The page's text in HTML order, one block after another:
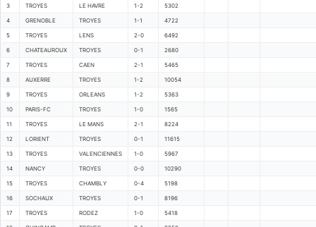
3 TROYES LE HAVRE 1-2 5302
4 GRENOBLE TROYES 1-1 4722
5 TROYES LENS 2-0 6492
6 CHATEAUROUX TROYES 0-1 2680
7 TROYES CAEN 2-1 5465
8 AUXERRE TROYES 1-2 10054
9 TROYES ORLEANS 1-2 5363
10 PARIS-FC TROYES 1-0 1565
11 TROYES LE MANS 2-1 8224
12 LORIENT TROYES 0-1 11615
13 TROYES VALENCIENNES 1-0 5967
14 NANCY TROYES 0-0 10290
15 TROYES CHAMBLY 0-4 5198
16 SOCHAUX TROYES 0-1 8196
17 TROYES RODEZ 1-0 5418